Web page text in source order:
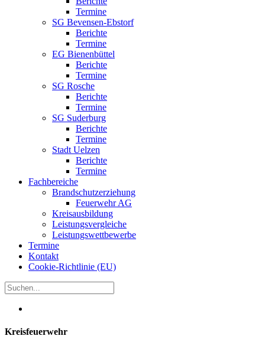
Termine
SG Bevensen-Ebstorf
Berichte
Termine
EG Bienenbüttel
Berichte
Termine
SG Rosche
Berichte
Termine
SG Suderburg
Berichte
Termine
Stadt Uelzen
Berichte
Termine
Fachbereiche
Brandschutzerziehung
Feuerwehr AG
Kreisausbildung
Leistungsvergleiche
Leistungswettbewerbe
Termine
Kontakt
Cookie-Richtlinie (EU)
Kreisfeuerwehr